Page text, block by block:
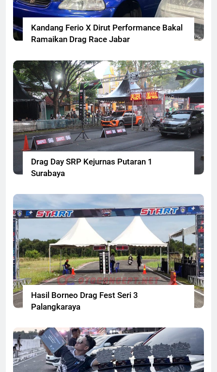
Kandang Ferio X Dirut Performance Bakal
Ramaikan Drag Race Jabar
Drag Day SRP Kejurnas Putaran 1
Surabaya
Hasil Borneo Drag Fest Seri 3
Palangkaraya